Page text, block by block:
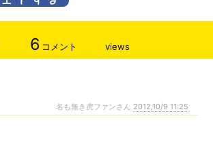
6 コメント views
名も無き虎ファンさん 2012,10/9 11:25